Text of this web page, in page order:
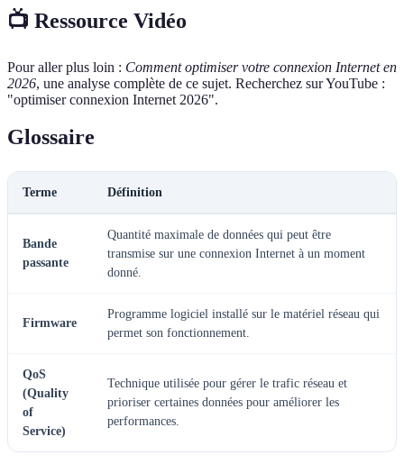
📺 Ressource Vidéo
Pour aller plus loin : Comment optimiser votre connexion Internet en
2026, une analyse complète de ce sujet. Recherchez sur YouTube :
"optimiser connexion Internet 2026".
Glossaire
Terme Définition
Bande
passante
Quantité maximale de données qui peut être
transmise sur une connexion Internet à un moment
donné.
Firmware
Programme logiciel installé sur le matériel réseau qui
permet son fonctionnement.
QoS
(Quality
of
Service)
Technique utilisée pour gérer le trafic réseau et
prioriser certaines données pour améliorer les
performances.